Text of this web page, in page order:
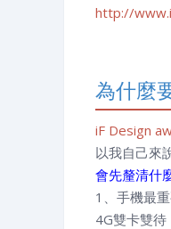
http://
為什麼
iF Design
以我自己來
會先釐清什
1、手機最
4G雙卡雙待